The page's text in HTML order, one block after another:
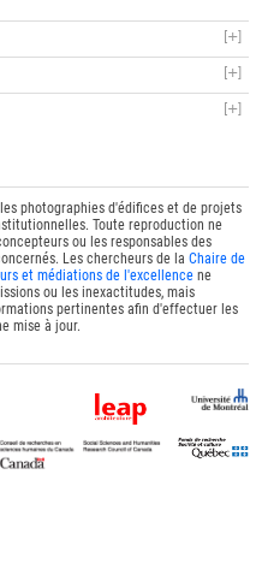
photographies d'édifices et de projets
Toute reproduction ne
ou les responsables des
Les chercheurs de laChaire de
et médiations de l'excellence ne
ou les inexactitudes, mais
pertinentes afin d'effectuer les
mise à jour.